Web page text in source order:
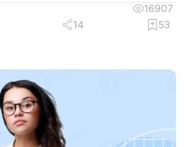
протягом 40 календарних
кварталу, а сплата внеску
16907
14 53